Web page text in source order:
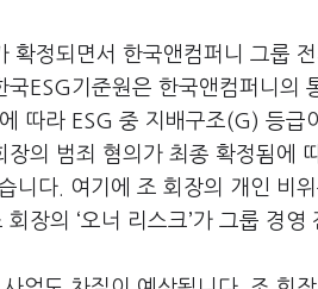
확정되면서 한국앤컴퍼니 그룹
국 ESG기준원은 한국앤컴퍼니의
따라 ESG 중 지배구조(G) 등급
장의 범죄 혐의가 최종 확정됨에
니다
여기에 조 회장의 개인 비
회장의 ‘오너 리스크’가 그룹 경영